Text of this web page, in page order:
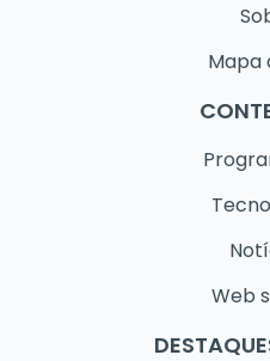
Mapa
Web